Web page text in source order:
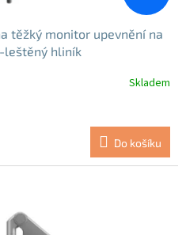
těžký monitor upevnění na
leštěný hliník
Skladem
Do košíku